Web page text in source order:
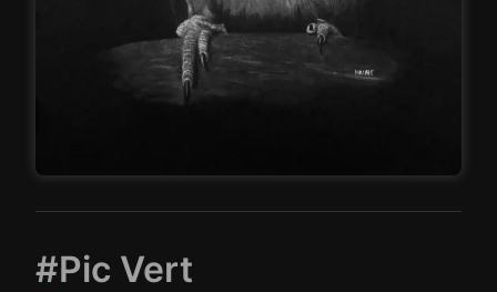
#Pic Vert